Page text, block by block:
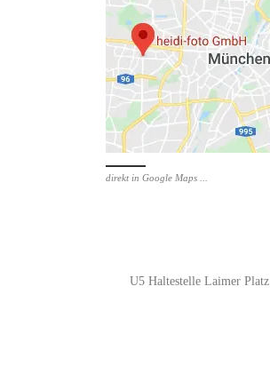
direkt in Google Maps ...
U5 Haltestelle Laimer Platz